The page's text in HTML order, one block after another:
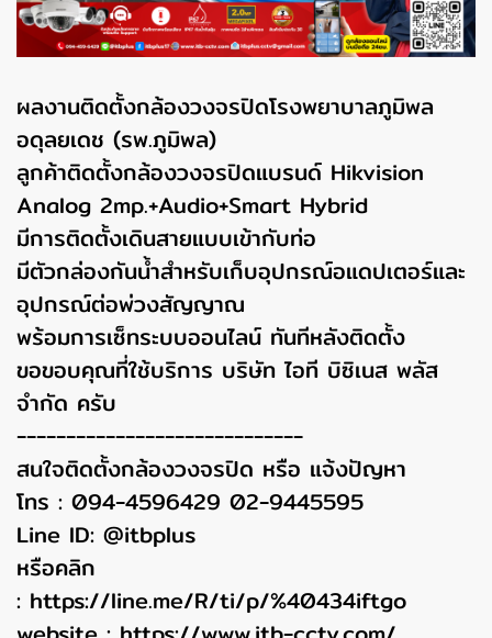
ผลงานติดตั้งกล้องวงจรปิดโรงพยาบาลภูมิพล
อดุลยเดช (รพ.ภูมิพล)
ลูกค้าติดตั้งกล้องวงจรปิดแบรนด์ Hikvision
Analog 2mp.+Audio+Smart Hybrid
มีการติดตั้งเดินสายแบบเข้ากับท่อ
มีตัวกล่องกันน้ำสำหรับเก็บอุปกรณ์อแดปเตอร์และ
อุปกรณ์ต่อพ่วงสัญญาณ
พร้อมการเซ็ทระบบออนไลน์ ทันทีหลังติดตั้ง
ขอขอบคุณที่ใช้บริการ บริษัท ไอที บิซิเนส พลัส
จำกัด ครับ
-----------------------------
สนใจติดตั้งกล้องวงจรปิด หรือ แจ้งปัญหา
โทร : 094-4596429 02-9445595
Line ID: @itbplus
หรือคลิก
: https://line.me/R/ti/p/%40434iftgo